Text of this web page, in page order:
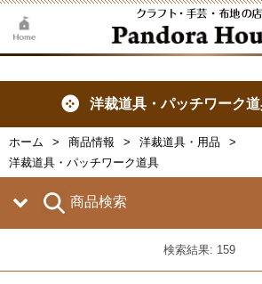
洋裁道具・パッチワーク
ホーム 商品情報
洋裁道具・用品
洋裁道具・パッチワーク道具
商品検索
検索結果: 159